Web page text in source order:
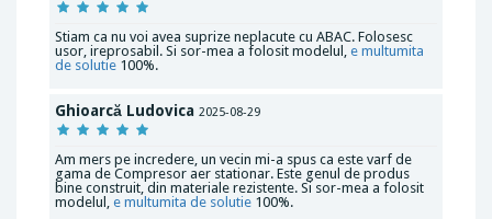
Stiam ca nu voi avea suprize neplacute cu ABAC. Folosesc
usor, ireprosabil. Si sor-mea a folosit modelul, e multumita
de solutie 100%.
Ghioarcă Ludovica 2025-08-29
Am mers pe incredere, un vecin mi-a spus ca este varf de
gama de Compresor aer stationar. Este genul de produs
bine construit, din materiale rezistente. Si sor-mea a folosit
modelul, e multumita de solutie 100%.